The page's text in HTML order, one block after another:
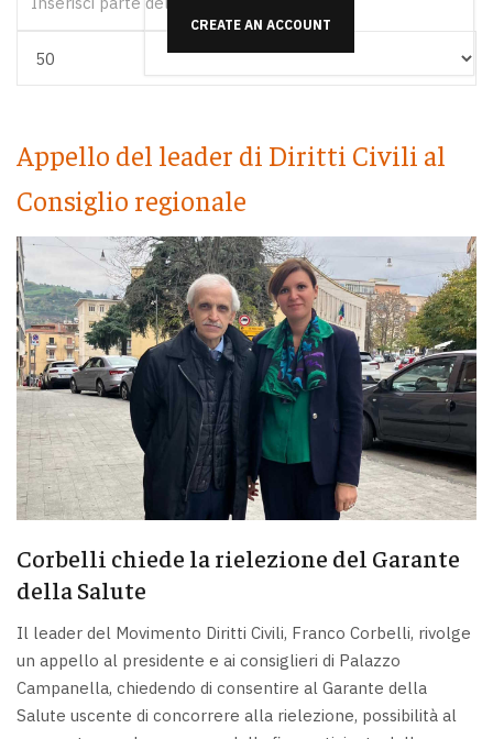
CREATE AN ACCOUNT
Appello del leader di Diritti Civili al
Consiglio regionale
Corbelli chiede la rielezione del Garante
della Salute
Il leader del Movimento Diritti Civili, Franco Corbelli, rivolge
un appello al presidente e ai consiglieri di Palazzo
Campanella, chiedendo di consentire al Garante della
Salute uscente di concorrere alla rielezione, possibilità al